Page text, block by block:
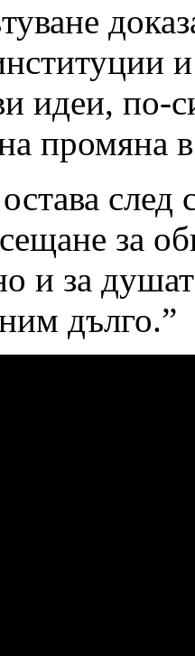
идеи, по-
промяна
след
за
и за
дълго.”